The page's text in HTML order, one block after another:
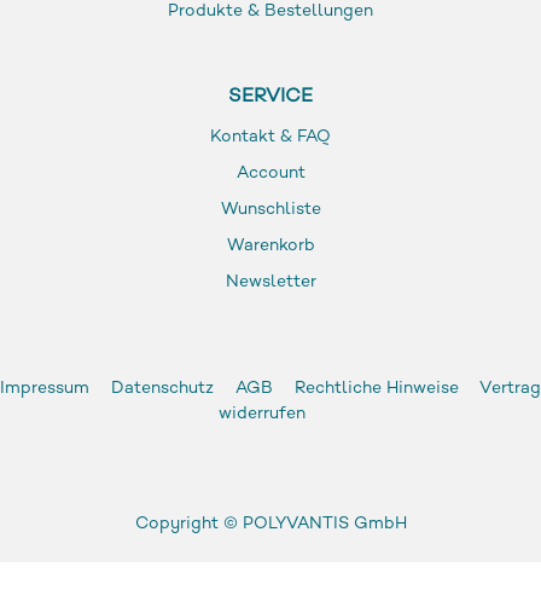
Produkte & Bestellungen
SERVICE
Kontakt & FAQ
Account
Wunschliste
Warenkorb
Newsletter
Impressum Datenschutz AGB Rechtliche Hinweise
Vertrag
widerrufen
Copyright © POLYVANTIS GmbH